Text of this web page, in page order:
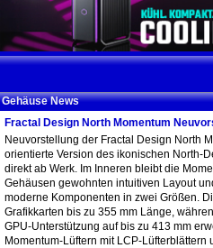
Gehäuse News
Fractal Design North Momentum
Neuvorstellung der Fractal Design North
orientierte Version des ikonischen North-
direkt ab Werk. Im Inneren bleibt die
Gehäusen gewohnten intuitiven Layout
moderne Komponenten in zwei Größen.
Grafikkarten bis zu 355 mm Länge,
GPU-Unterstützung auf bis zu 413 mm
Momentum-Lüftern mit LCP-